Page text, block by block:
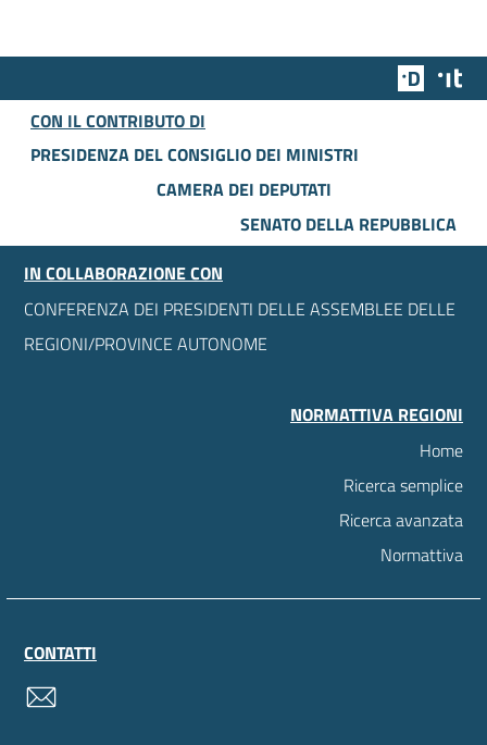
Team
CON IL CONTRIBUTO DI
PRESIDENZA DEL CONSIGLIO DEI MINISTRI
CAMERA DEI DEPUTATI
SENATO DELLA REPUBBLICA
IN COLLABORAZIONE CON
CONFERENZA DEI PRESIDENTI DELLE ASSEMBLEE DELLE
REGIONI/PROVINCE AUTONOME
NORMATTIVA REGIONI
Home
Ricerca semplice
Ricerca avanzata
Normattiva
CONTATTI